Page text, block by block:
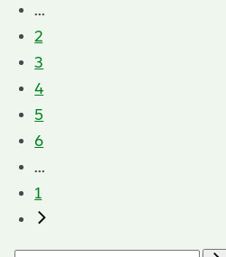
...
2
3
4
5
6
...
1